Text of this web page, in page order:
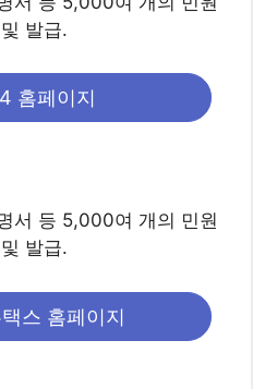
발급.
홈페이지
서 등 5,000여 개의 민원
발급.
스 홈페이지